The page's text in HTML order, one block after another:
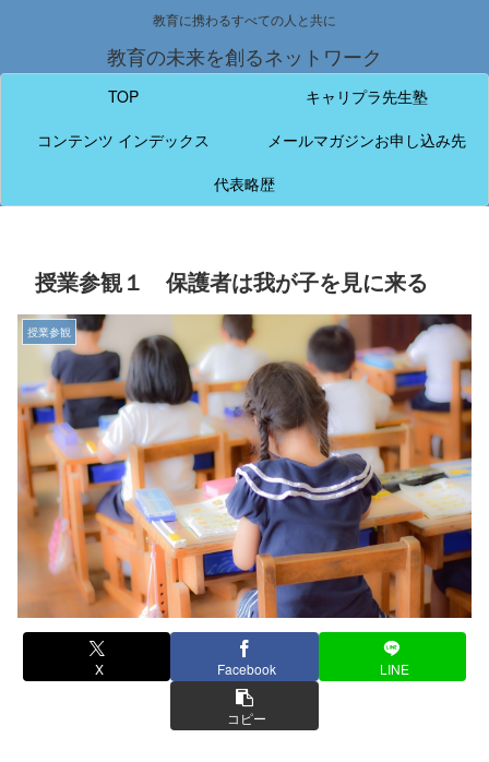
教育に携わるすべての人と共に
教育の未来を創るネットワーク
TOP
キャリプラ先生塾
コンテンツ インデックス
メールマガジンお申し込み先
代表略歴
授業参観１ 保護者は我が子を見に来る
授業参観
X Facebook LINE
コピー